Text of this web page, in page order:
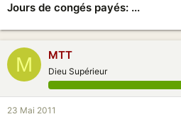
Jours de congés payés: ...
M MTT
Dieu Supérieur
23 Mai 2011